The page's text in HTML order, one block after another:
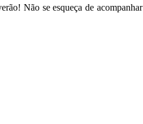
Não se esqueça de acompanhar